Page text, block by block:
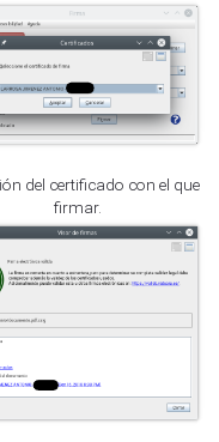
del certificado con el que
firmar.